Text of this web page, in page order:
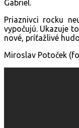
Gabriel.
Priaznivci rocku
vypočujú. Ukazuje
nové, príťažlivé
Miroslav Potoček